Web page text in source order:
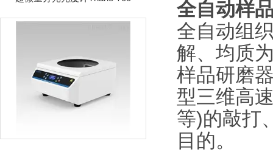
全自动样
全自动组
解、均质
样品研磨
型三维高
等)的敲打
目的。